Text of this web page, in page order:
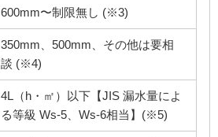
600mm〜制限無し (※3)
350mm、500mm、その他は要相
談 (※4)
4L（h・㎡）以下【JIS 漏水量によ
る等級 Ws-5、Ws-6相当】(※5)